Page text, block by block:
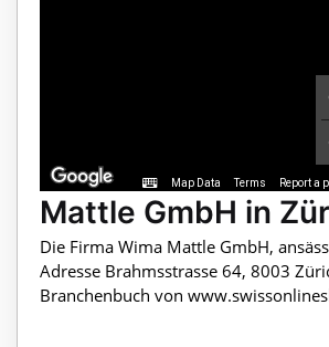
Map Data Terms Report a
Mattle GmbH in
Die Firma Wima Mattle GmbH,
Adresse Brahmsstrasse 64, 8003
Branchenbuch von